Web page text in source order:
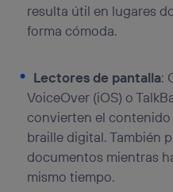
resulta útil en lugares
forma cómoda.
Lectores de pantalla:
VoiceOver (iOS) o
convierten el contenido
braille digital. También
documentos mientras
mismo tiempo.